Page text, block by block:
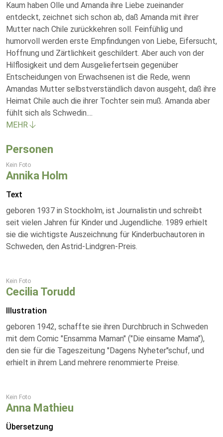
Kaum haben Olle und Amanda ihre Liebe zueinander
entdeckt, zeichnet sich schon ab, daß Amanda mit ihrer
Mutter nach Chile zurückkehren soll. Feinfühlig und
humorvoll werden erste Empfindungen von Liebe, Eifersucht,
Hoffnung und Zärtlichkeit geschildert. Aber auch von der
Hilflosigkeit und dem Ausgeliefertsein gegenüber
Entscheidungen von Erwachsenen ist die Rede, wenn
Amandas Mutter selbstverständlich davon ausgeht, daß ihre
Heimat Chile auch die ihrer Tochter sein muß. Amanda aber
fühlt sich als Schwedin....
MEHR
Personen
Kein Foto
Annika Holm
Text
geboren 1937 in Stockholm, ist Journalistin und schreibt
seit vielen Jahren für Kinder und Jugendliche. 1989 erhielt
sie die wichtigste Auszeichnung für Kinderbuchautoren in
Schweden, den Astrid-Lindgren-Preis.
Kein Foto
Cecilia Torudd
Illustration
geboren 1942, schaffte sie ihren Durchbruch in Schweden
mit dem Comic "Ensamma Maman" ("Die einsame Mama"),
den sie für die Tageszeitung "Dagens Nyheter"schuf, und
erhielt in ihrem Land mehrere renommierte Preise.
Kein Foto
Anna Mathieu
Übersetzung